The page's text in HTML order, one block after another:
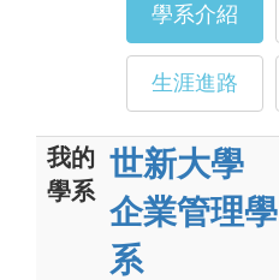
學系介紹
生涯進路
我的
學系
世新大學
企業管理學
系